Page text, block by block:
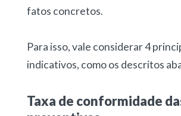
fatos concretos.
Para isso, vale considerar 4
indicativos, como os descritos
Taxa de conformidade